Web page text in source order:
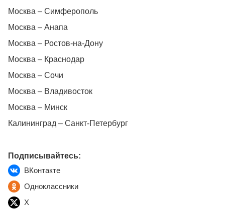
Москва – Симферополь
Москва – Анапа
Москва – Ростов-на-Дону
Москва – Краснодар
Москва – Сочи
Москва – Владивосток
Москва – Минск
Калининград – Санкт-Петербург
Подписывайтесь:
ВКонтакте
Одноклассники
X